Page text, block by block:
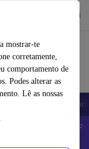
mostrar-te
corretamente,
comportamento de
Podes alterar as
Lê as nossas
.
Código: BACK5OFF